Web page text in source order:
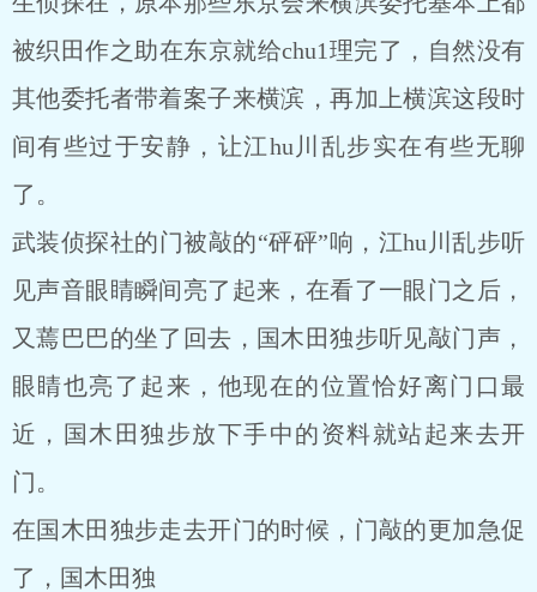
被织田作之助在东京就给chu1理完了，自然没有
其他委托者带着案子来横滨，再加上横滨这段时
间有些过于安静，让江hu川乱步实在有些无聊
了。
武装侦探社的门被敲的“砰砰”响，江hu川乱步听
见声音眼睛瞬间亮了起来，在看了一眼门之后，
又蔫巴巴的坐了回去，国木田独步听见敲门声，
眼睛也亮了起来，他现在的位置恰好离门口最
近，国木田独步放下手中的资料就站起来去开
门。
在国木田独步走去开门的时候，门敲的更加急促
了，国木田独